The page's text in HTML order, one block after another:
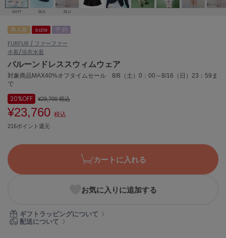
ェア (121)
(124)
アニュアンス
ànuke
アンヌーク
ASICS
アシックス
Ballelite
バレリット
BANDOLIER
バブアー
WHT BLK BLU
再入荷 sale
予 約
FURFUR / ファーファー
水着/浴衣水着
バルーンドレススウィムウェア
対象商品MAX40%オフタイムセール 8/8（土）0：00～8/16（日）23：59ま
で
20%OFF ¥29,700税込
¥23,760 税込
216ポイント還元
カートに入れる
お気に入りに追加する
ギフトラッピングについて
配送について